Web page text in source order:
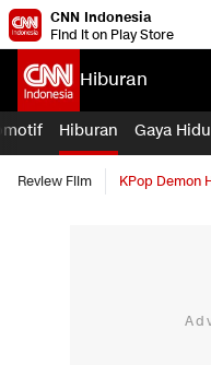
CNN Indonesia
Find it on Play Store
Hiburan
Hiburan Gaya
Review Film KPop Demon